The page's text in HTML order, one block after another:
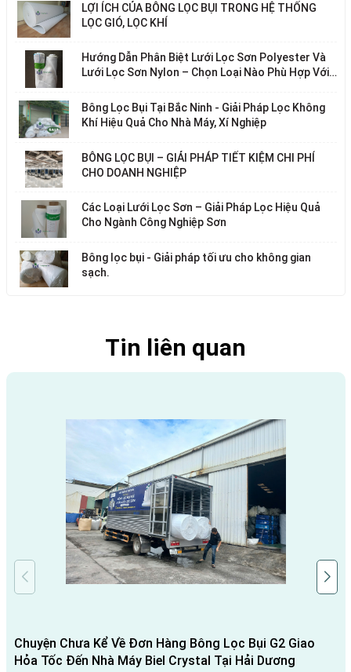
LỢI ÍCH CỦA BÔNG LỌC BỤI TRONG HỆ THỐNG
LỌC GIÓ, LỌC KHÍ
Hướng Dẫn Phân Biệt Lưới Lọc Sơn Polyester Và
Lưới Lọc Sơn Nylon – Chọn Loại Nào Phù Hợp Với
Bông Lọc Bụi Tại Bắc Ninh - Giải Pháp Lọc Không
Khí Hiệu Quả Cho Nhà Máy, Xí Nghiệp
BÔNG LỌC BỤI – GIẢI PHÁP TIẾT KIỆM CHI PHÍ
CHO DOANH NGHIỆP
Các Loại Lưới Lọc Sơn – Giải Pháp Lọc Hiệu Quả
Cho Ngành Công Nghiệp Sơn
Bông lọc bụi - Giải pháp tối ưu cho không gian
sạch.
Tin liên quan
Chuyện Chưa Kể Về Đơn Hàng Bông Lọc Bụi G2 Giao
Hỏa Tốc Đến Nhà Máy Biel Crystal Tại Hải Dương